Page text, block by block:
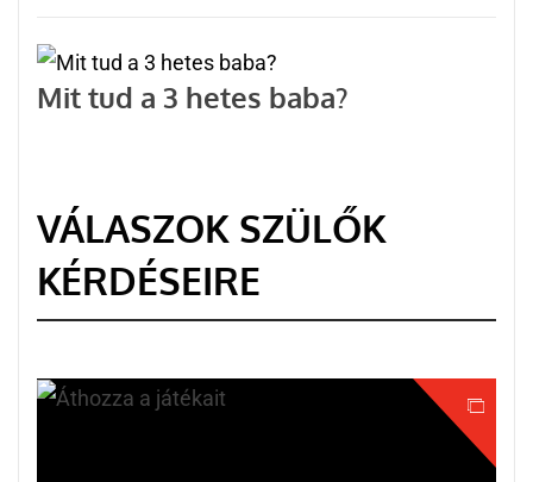
Mit tud a 3 hetes baba?
VÁLASZOK SZÜLŐK
KÉRDÉSEIRE